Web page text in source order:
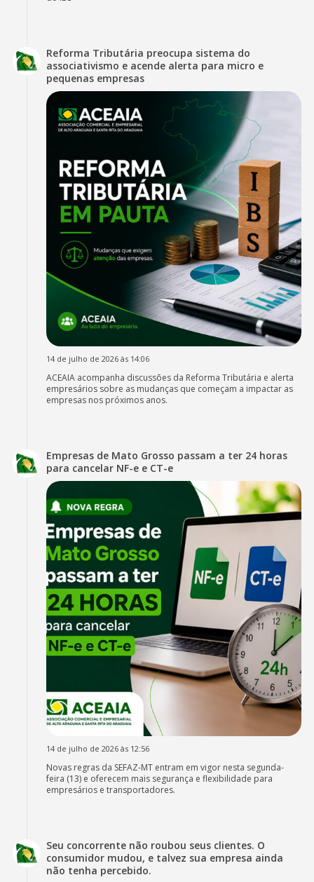
Reforma Tributária preocupa sistema do
associativismo e acende alerta para micro e
pequenas empresas
14 de julho de 2026 às 14:06
ACEAIA acompanha discussões da Reforma Tributária e alerta
empresários sobre as mudanças que começam a impactar as
empresas nos próximos anos.
Empresas de Mato Grosso passam a ter 24 horas
para cancelar NF-e e CT-e
14 de julho de 2026 às 12:56
Novas regras da SEFAZ-MT entram em vigor nesta segunda-
feira (13) e oferecem mais segurança e flexibilidade para
empresários e transportadores.
Seu concorrente não roubou seus clientes. O
consumidor mudou, e talvez sua empresa ainda
não tenha percebido.